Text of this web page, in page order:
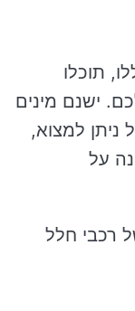
תוכלו
ישנם מינים
ניתן למצוא,
על
רכבי חלל